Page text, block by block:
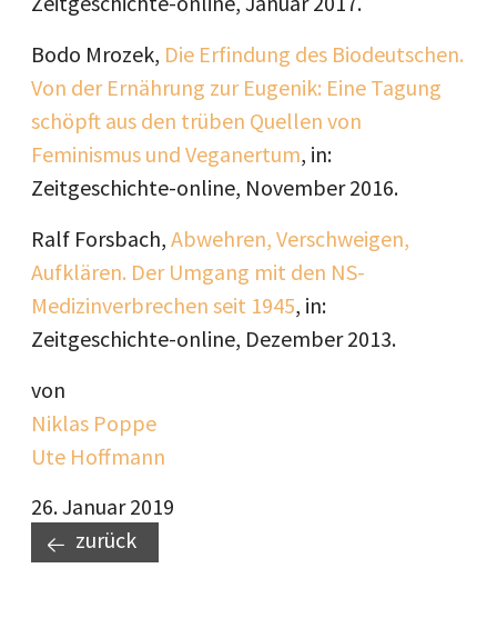
Bodo Mrozek, Die Erfindung des Biodeutschen.
Von der Ernährung zur Eugenik: Eine Tagung
schöpft aus den trüben Quellen von
Feminismus und Veganertum, in:
Zeitgeschichte-online, November 2016.
Ralf Forsbach, Abwehren, Verschweigen,
Aufklären. Der Umgang mit den NS-
Medizinverbrechen seit 1945, in:
Zeitgeschichte-online, Dezember 2013.
von
Niklas Poppe
Ute Hoffmann
26. Januar 2019
zurück